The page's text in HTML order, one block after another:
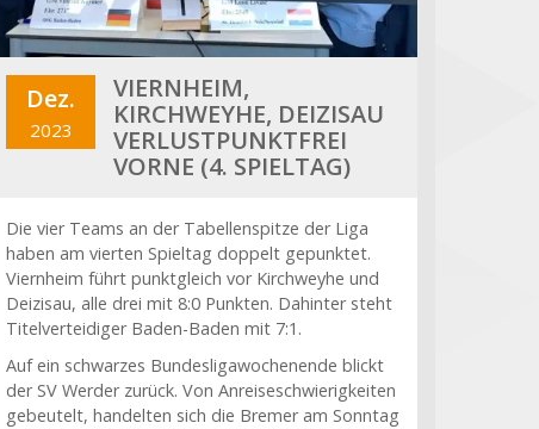
Dez.
2023
VIERNHEIM,
KIRCHWEYHE, DEIZISAU
VERLUSTPUNKTFREI
VORNE (4. SPIELTAG)
Die vier Teams an der Tabellenspitze der Liga
haben am vierten Spieltag doppelt gepunktet.
Viernheim führt punktgleich vor Kirchweyhe und
Deizisau, alle drei mit 8:0 Punkten. Dahinter steht
Titelverteidiger Baden-Baden mit 7:1.
Auf ein schwarzes Bundesligawochenende blickt
der SV Werder zurück. Von Anreiseschwierigkeiten
gebeutelt, handelten sich die Bremer am Sonntag